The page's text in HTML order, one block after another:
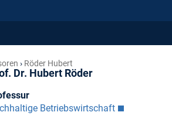
Röder Hubert
Dr. Hubert Röder
Betriebswirtschaft